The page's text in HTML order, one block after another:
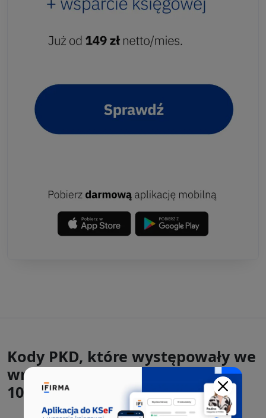
Kody PKD, które występowały we
wnioskach CEIDG-1 razem z
10.61.Z: